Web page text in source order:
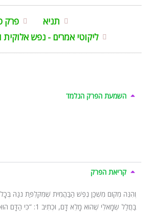
תניא
פרק
ליקוטי אמרים - נפש
השמעת הפרק הנלמד
קריאת הפרק
וְהִנֵּה מְקוֹם מִשְׁכַּן נֶפֶשׁ הַבַּהֲמִית שֶׁמִּקְּלִפַּת נֹגַהּ
בַּחֲלַל שְׂמָאלִי שֶׁהוּא מָלֵא